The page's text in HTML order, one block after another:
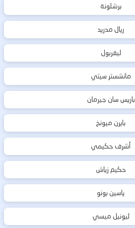
برشلونة
ريال مدريد
ليفربول
مانشستر سيتي
باريس سان جيرمان
بايرن ميونخ
أشرف حكيمي
حكيم زياش
ياسين بونو
ليونيل ميسي